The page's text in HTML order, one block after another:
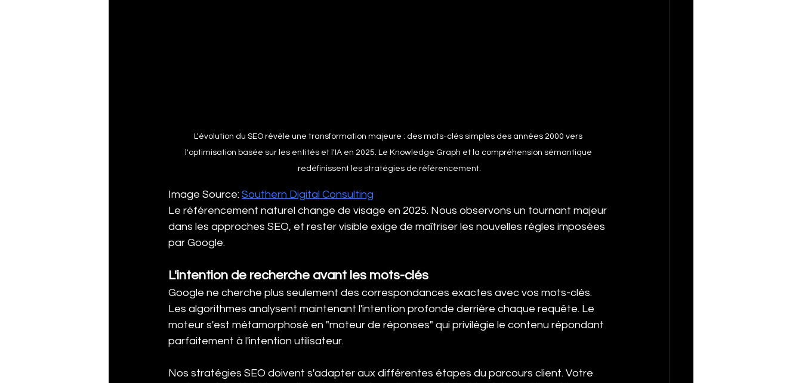
L'évolution du SEO révèle une transformation majeure : des mots-clés simples des années 2000 vers
l'optimisation basée sur les entités et l'IA en 2025. Le Knowledge Graph et la compréhension sémantique
redéfinissent les stratégies de référencement.
Image Source: Southern Digital Consulting
Le référencement naturel change de visage en 2025. Nous observons un tournant majeur
dans les approches SEO, et rester visible exige de maîtriser les nouvelles règles imposées
par Google.
L'intention de recherche avant les mots-clés
Google ne cherche plus seulement des correspondances exactes avec vos mots-clés.
Les algorithmes analysent maintenant l'intention profonde derrière chaque requête. Le
moteur s'est métamorphosé en "moteur de réponses" qui privilégie le contenu répondant
parfaitement à l'intention utilisateur.
Nos stratégies SEO doivent s'adapter aux différentes étapes du parcours client. Votre